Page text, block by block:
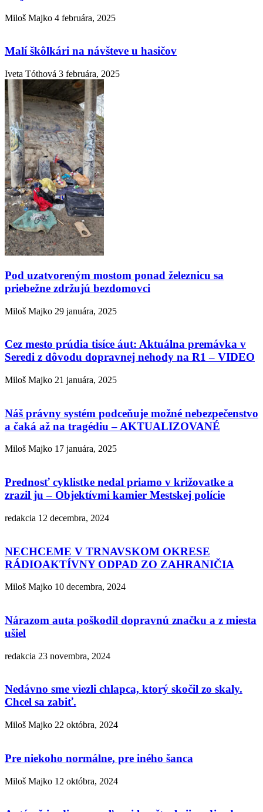
Miloš Majko 4 februára, 2025
Malí škôlkári na návšteve u hasičov
Iveta Tóthová 3 februára, 2025
Pod uzatvoreným mostom ponad železnicu sa
priebežne zdržujú bezdomovci
Miloš Majko 29 januára, 2025
Cez mesto prúdia tisíce áut: Aktuálna premávka v
Seredi z dôvodu dopravnej nehody na R1 – VIDEO
Miloš Majko 21 januára, 2025
Náš právny systém podceňuje možné nebezpečenstvo
a čaká až na tragédiu – AKTUALIZOVANÉ
Miloš Majko 17 januára, 2025
Prednosť cyklistke nedal priamo v križovatke a
zrazil ju – Objektívmi kamier Mestskej polície
redakcia 12 decembra, 2024
NECHCEME V TRNAVSKOM OKRESE
RÁDIOAKTÍVNY ODPAD ZO ZAHRANIČIA
Miloš Majko 10 decembra, 2024
Nárazom auta poškodil dopravnú značku a z miesta
ušiel
redakcia 23 novembra, 2024
Nedávno sme viezli chlapca, ktorý skočil zo skaly.
Chcel sa zabiť.
Miloš Majko 22 októbra, 2024
Pre niekoho normálne, pre iného šanca
Miloš Majko 12 októbra, 2024